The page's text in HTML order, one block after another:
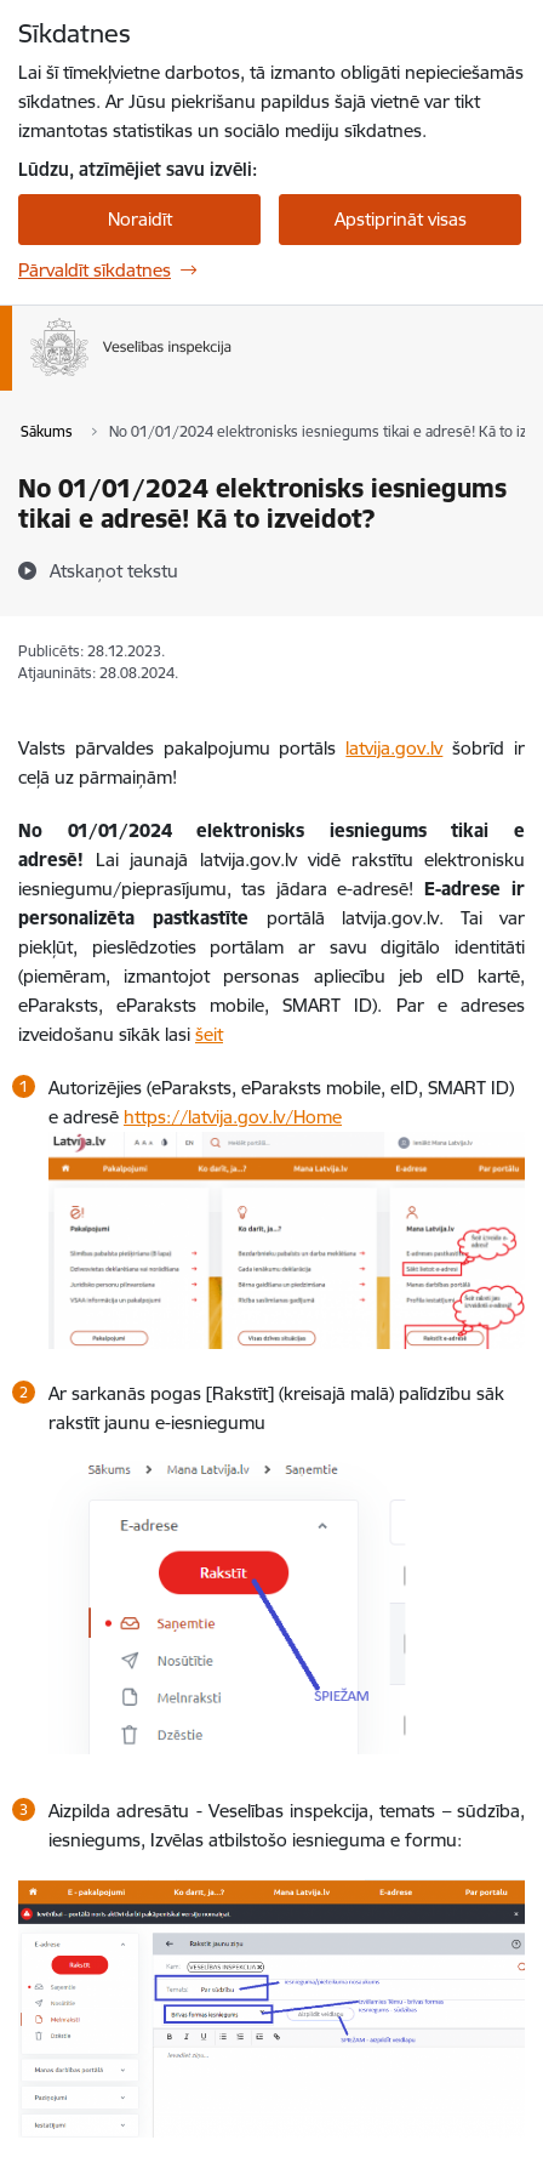
Sīkdatnes
Lai šī tīmekļvietne darbotos, tā izmanto obligāti nepieciešamās
sīkdatnes. Ar Jūsu piekrišanu papildus šajā vietnē var tikt
izmantotas statistikas un sociālo mediju sīkdatnes.
Lūdzu, atzīmējiet savu izvēli:
Noraidīt Apstiprināt visas
Pārvaldīt sīkdatnes
Sākums No 01/01/2024 elektronisks iesniegums tikai e adresē! Kā to
No 01/01/2024 elektronisks iesniegums
tikai e adresē! Kā to izveidot?
Atskaņot tekstu
Publicēts: 28.12.2023.
Atjaunināts: 28.08.2024.
Valsts pārvaldes pakalpojumu portāls latvija.gov.lvšobrīd ir
ceļā uz pārmaiņām!
No 01/01/2024 elektronisks iesniegums tikai e
adresē! Lai jaunajā latvija.gov.lv vidē rakstītu elektronisku
iesniegumu/pieprasījumu, tas jādara e-adresē! E-adrese ir
personalizēta pastkastīte portālā latvija.gov.lv. Tai var
piekļūt, pieslēdzoties portālam ar savu digitālo identitāti
(piemēram, izmantojot personas apliecību jeb eID kartē,
eParaksts, eParaksts mobile, SMART ID).
Par e adreses
izveidošanu sīkāk lasi šeit
Autorizējies (eParaksts, eParaksts mobile, eID, SMART ID)
e adresē https://latvija.gov.lv/Home
Ar sarkanās pogas [Rakstīt] (kreisajā malā) palīdzību sāk
rakstīt jaunu e-iesniegumu
Aizpilda adresātu - Veselības inspekcija, temats – sūdzība,
iesniegums, Izvēlas atbilstošo iesnieguma e formu: